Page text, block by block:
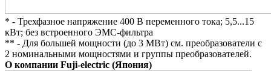
* - Трехфазное напряжение 400 В переменного тока; 5,5...15
кВт; без встроенного ЭМС-фильтра
** - Для большей мощности (до 3 МВт) см. преобразователи с
2 номинальными мощностями и группы преобразователей.
О компании Fuji-electric (Япония)